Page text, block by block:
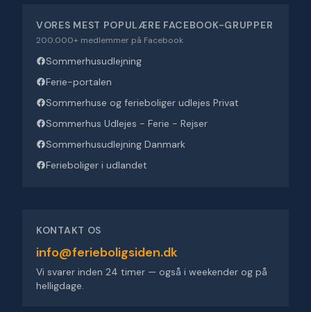
VORES MEST POPULÆRE FACEBOOK-GRUPPER
200.000+ medlemmer på Facebook
Sommerhusudlejning
Ferie-portalen
Sommerhuse og ferieboliger udlejes Privat
Sommerhus Udlejes - Ferie - Rejser
Sommerhusudlejning Danmark
Ferieboliger i udlandet
KONTAKT OS
info@ferieboligsiden.dk
Vi svarer inden 24 timer — også i weekender og på
helligdage.